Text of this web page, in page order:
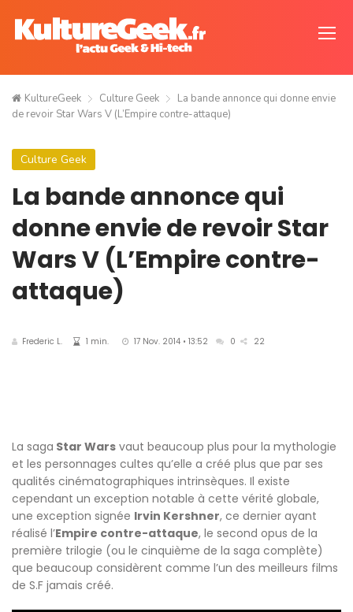
KultureGeek Culture Geek
La bande annonce qui donne envie
de revoir Star Wars V (L’Empire contre-attaque)
Culture Geek
La bande annonce qui
donne envie de revoir Star
Wars V (L’Empire contre-
attaque)
Frederic L. 1 min. 17 Nov. 2014 • 13:52 0 22
La saga Star Wars vaut beaucoup plus pour la mythologie
et les personnages cultes qu’elle a créé plus que par ses
qualités cinématographiques intrinsèques. Il existe
cependant un exception notable à cette vérité globale,
une exception signée Irvin Kershner, ce dernier ayant
réalisé l’Empire contre-attaque, le second opus de la
première trilogie (ou le cinquième de la saga complète)
que beaucoup considèrent comme l’un des meilleurs films
de S.F jamais créé.